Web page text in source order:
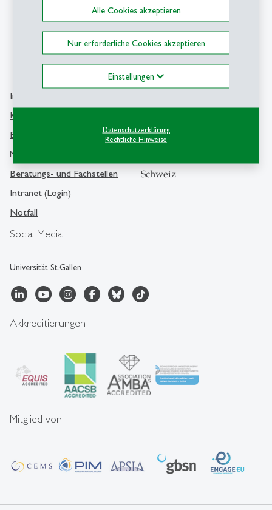
Alle Cookies akzeptieren
Nur erforderliche Cookies akzeptieren
Einstellungen
Datenschutzerklärung
Rechtliche Hinweise
Social Media
Universität St.Gallen
Info Desk
Kontakt und Lageplan
Bibliothek
Medien
Beratungs- und Fachstellen
Intranet (Login)
Notfall
Universität St.Gallen
Dufourstrasse 50
Schweiz
Akkreditierungen
Mitglied von